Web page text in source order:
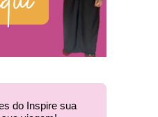
do Inspire sua